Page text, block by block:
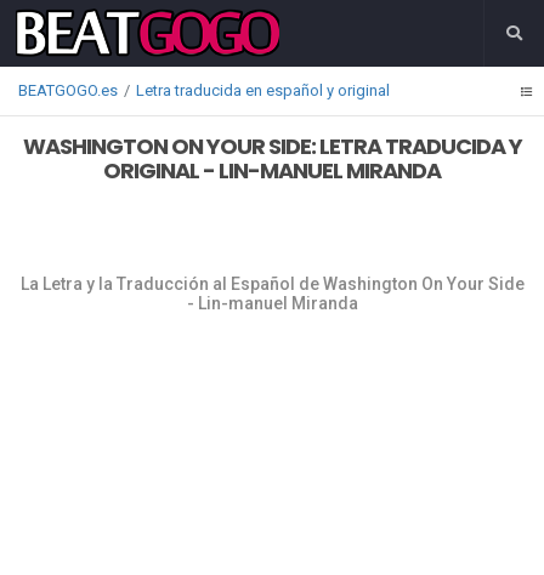
BEATGOGO.es Letra traducida en español y original
WASHINGTON ON YOUR SIDE: LETRA TRADUCIDA Y
ORIGINAL - LIN-MANUEL MIRANDA
La Letra y la Traducción al Español de Washington On Your Side
- Lin-manuel Miranda